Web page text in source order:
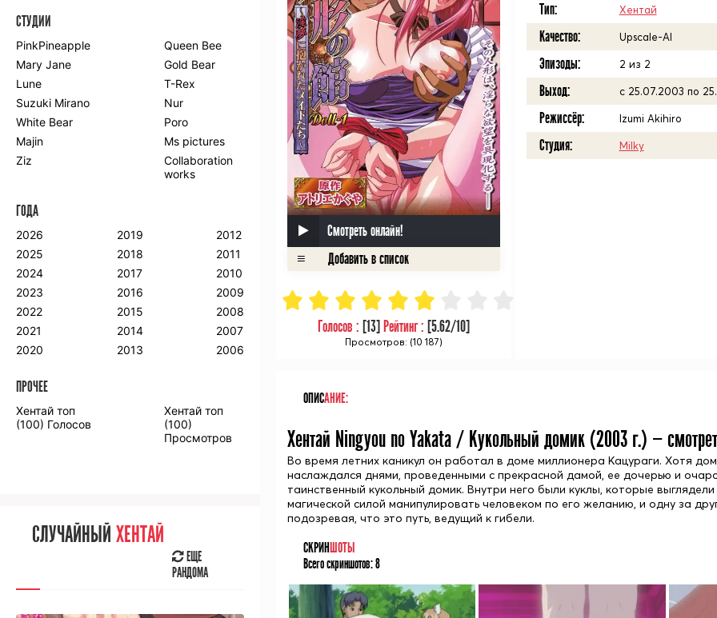
Смотреть онлайн!
Голосов : [13] Рейтинг : [5.62/10]
Просмотров: (10 187)
Тип: Хентай
Качество: Upscale-AI
Эпизоды: 2 из 2
Выход: с 25.07.2003 по
Режиссёр: Izumi Akihiro
Студия: Milky
ОПИСАНИЕ:
Хентай Ningyou no Yakata / Кукольный домик (2003 г.) —
Во время летних каникул он работал в доме миллионера Кацураги. Хотя
наслаждался днями, проведенными с прекрасной дамой, ее дочерью и
таинственный кукольный домик. Внутри него были куклы, которые
магической силой манипулировать человеком по его желанию, и одну за
подозревая, что это путь, ведущий к гибели.
СКРИНШОТЫ
Всего скриншотов:8
Гарем
Драма
Игры
Исторический
Магия
Фантастика
Фэнтези
Мистика
Попаданцы в
другой мир
Хентай
ПО ГОДУ
2023
2022
2021
2020
2019
2018
2017
2016
2013
2012
2011
2010
2009
2008
2005
2004
2003
2002
2001
2000
ПРОЧЕЕ
Аниме фильмы Аниме OVA
СЛУЧАЙНОЕ АНИМЕ
РАНДОМА
СТУДИИ
PinkPineapple
Queen Bee
Mary Jane
Gold Bear
Lune
T-Rex
Suzuki Mirano
Nur
White Bear
Poro
Majin
Ms pictures
Ziz
Collaboration
works
ГОДА
2026
2025
2024
2023
2022
2021
2020
2019
2018
2017
2016
2015
2014
2013
2012
2011
2010
2009
2008
2007
2006
ПРОЧЕЕ
Хентай топ
(100) Голосов
Хентай топ
(100)
Просмотров
СЛУЧАЙНЫЙ ХЕНТАЙ
ЕЩЕ
РАНДОМА